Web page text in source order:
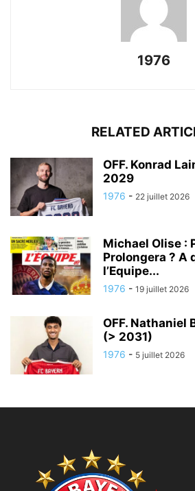
1976
RELATED
OFF. Konrad
2029
1976 - 22 juillet 2026
Michael Olise :
Prolongera ? A
l’Equipe...
1976 - 19 juillet 2026
OFF. Nathaniel
(> 2031)
1976 - 5 juillet 2026